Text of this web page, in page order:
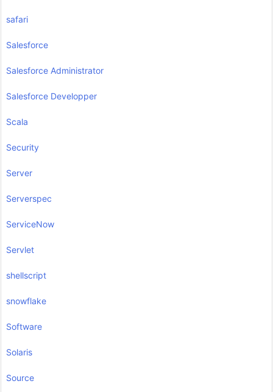
safari
Salesforce
Salesforce Administrator
Salesforce Developper
Scala
Security
Server
Serverspec
ServiceNow
Servlet
shellscript
snowflake
Software
Solaris
Source